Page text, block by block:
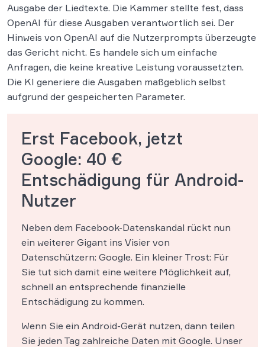
Ausgabe der Liedtexte. Die Kammer stellte fest, dass
OpenAI für diese Ausgaben verantwortlich sei. Der
Hinweis von OpenAI auf die Nutzerprompts überzeugte
das Gericht nicht. Es handele sich um einfache
Anfragen, die keine kreative Leistung voraussetzten.
Die KI generiere die Ausgaben maßgeblich selbst
aufgrund der gespeicherten Parameter.
Erst Facebook, jetzt
Google: 40 €
Entschädigung für Android-
Nutzer
Neben dem Facebook-Datenskandal rückt nun
ein weiterer Gigant ins Visier von
Datenschützern: Google. Ein kleiner Trost: Für
Sie tut sich damit eine weitere Möglichkeit auf,
schnell an entsprechende finanzielle
Entschädigung zu kommen.
Wenn Sie ein Android-Gerät nutzen, dann teilen
Sie jeden Tag zahlreiche Daten mit Google. Unser